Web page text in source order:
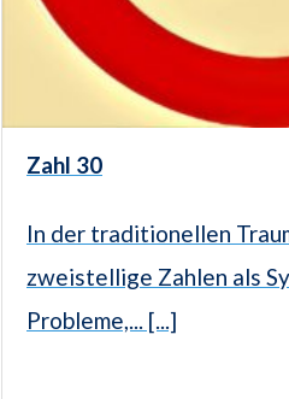
Zahl 30
In der traditionellen
zweistellige Zahlen als
Probleme,... [...]